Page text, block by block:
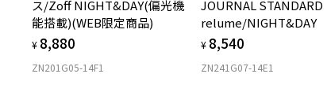
ス/Zoff NIGHT&DAY(偏光機
能搭載)(WEB限定商品)
¥ 8,880
ZN201G05-14F1
JOURNAL STANDARD
relume/NIGHT&DAY
¥ 8,540
ZN241G07-14E1